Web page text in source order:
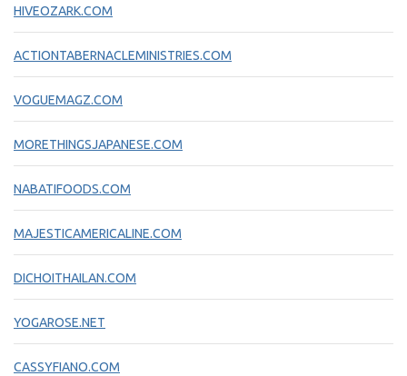
HIVEOZARK.COM
ACTIONTABERNACLEMINISTRIES.COM
VOGUEMAGZ.COM
MORETHINGSJAPANESE.COM
NABATIFOODS.COM
MAJESTICAMERICALINE.COM
DICHOITHAILAN.COM
YOGAROSE.NET
CASSYFIANO.COM